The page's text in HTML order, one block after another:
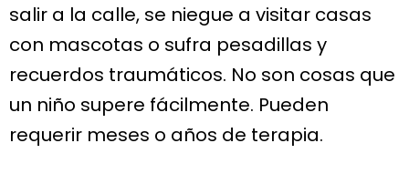
salir a la calle, se niegue a visitar casas
con mascotas o sufra pesadillas y
recuerdos traumáticos. No son cosas que
un niño supere fácilmente. Pueden
requerir meses o años de terapia.